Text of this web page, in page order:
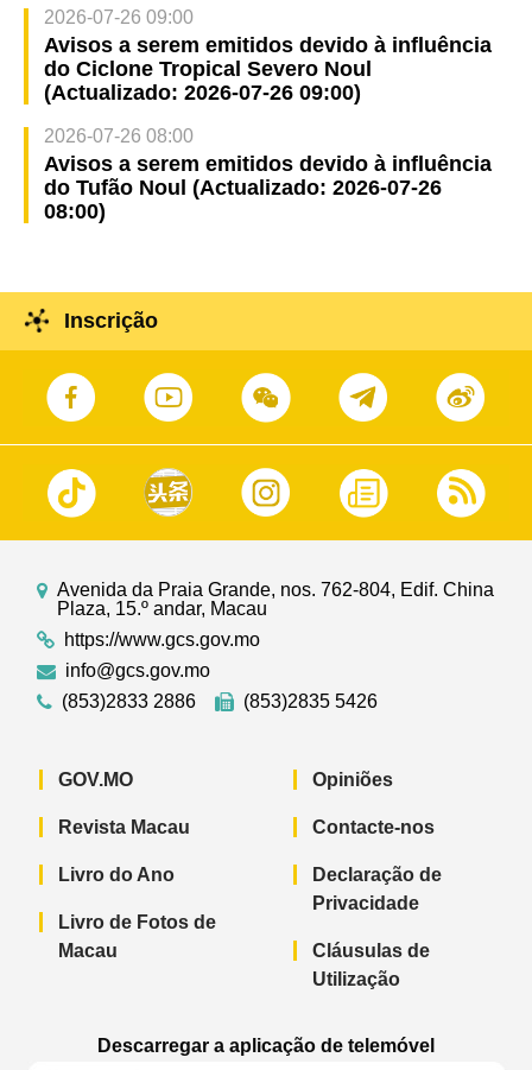
2026-07-26 09:00
Avisos a serem emitidos devido à influência
do Ciclone Tropical Severo Noul
(Actualizado: 2026-07-26 09:00)
2026-07-26 08:00
Avisos a serem emitidos devido à influência
do Tufão Noul (Actualizado: 2026-07-26
08:00)
Inscrição
Avenida da Praia Grande, nos. 762-804, Edif. China
Plaza, 15.º andar, Macau
https://www.gcs.gov.mo
info@gcs.gov.mo
(853)2833 2886
(853)2835 5426
GOV.MO
Revista Macau
Livro do Ano
Livro de Fotos de
Macau
Opiniões
Contacte-nos
Declaração de
Privacidade
Cláusulas de
Utilização
Descarregar a aplicação de telemóvel